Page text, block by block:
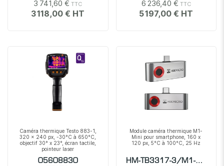
3 741,60 €
3 118,00 €
6 236,40 €
5 197,00 €
Caméra thermique Testo 883-1,
320 x 240 px, -30°C à 650°C,
objectif 30° x 23°, écran tactile,
pointeur laser
05608830
Module caméra thermique M1-
Mini pour smartphone, 160 x
120 px, 5°C à 100°C, 25 Hz
HM-TB3317-3/M1-MINI